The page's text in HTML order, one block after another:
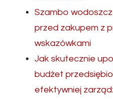
Szambo
przed zakupem z
wskazówkami
Jak skutecznie
budżet
efektywniej